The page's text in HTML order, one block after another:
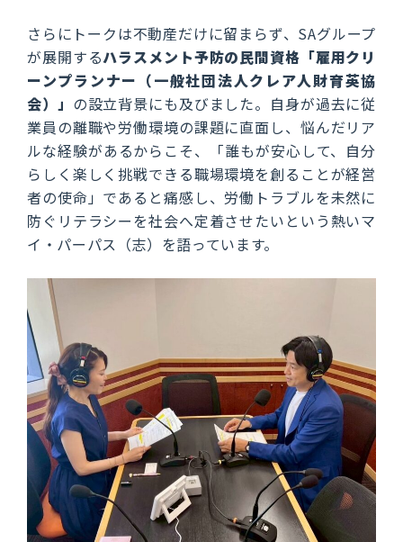
さらにトークは不動産だけに留まらず、SAグループ
が展開するハラスメント予防の民間資格「雇用クリ
ーンプランナー（一般社団法人クレア人財育英協
会）」 の設立背景にも及びました。自身が過去に従
業員の離職や労働環境の課題に直面し、悩んだリア
ルな経験があるからこそ、「誰もが安心して、自分
らしく楽しく挑戦できる職場環境を創ることが経営
者の使命」であると痛感し、労働トラブルを未然に
防ぐリテラシーを社会へ定着させたいという熱いマ
イ・パーパス（志）を語っています。